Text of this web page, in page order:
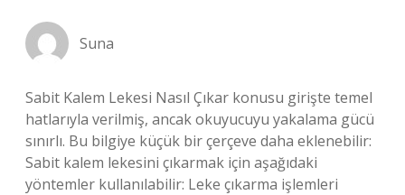
Suna
Sabit Kalem Lekesi Nasıl Çıkar konusu girişte temel
hatlarıyla verilmiş, ancak okuyucuyu yakalama gücü
sınırlı. Bu bilgiye küçük bir çerçeve daha eklenebilir:
Sabit kalem lekesini çıkarmak için aşağıdaki
yöntemler kullanılabilir: Leke çıkarma işlemleri